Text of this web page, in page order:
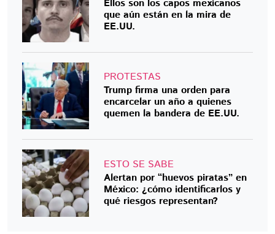
Ellos son los capos mexicanos
que aún están en la mira de
EE.UU.
PROTESTAS
Trump firma una orden para
encarcelar un año a quienes
quemen la bandera de EE.UU.
ESTO SE SABE
Alertan por “huevos piratas” en
México: ¿cómo identificarlos y
qué riesgos representan?